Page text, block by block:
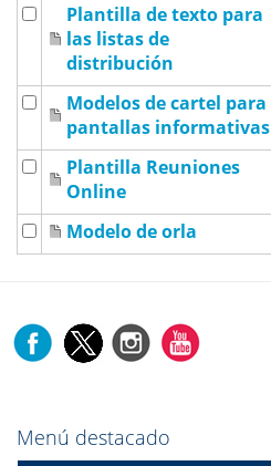
Plantilla de texto para
las listas de
distribución
Modelos de cartel para
pantallas informativas
Plantilla Reuniones
Online
Modelo de orla
Menú destacado